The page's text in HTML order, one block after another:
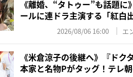
《離婚、“タトゥー”も話題に
ールに連ドラ主演する「紅白
2026/08/06 16:00 エ
《米倉涼子の後継へ》『ドク
本家と名物Pがタッグ！テレ